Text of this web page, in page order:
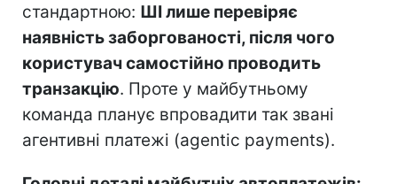
стандартною: ШІ лише перевіряє
наявність заборгованості, після чого
користувач самостійно проводить
транзакцію. Проте у майбутньому
команда планує впровадити так звані
агентивні платежі (agentic payments).